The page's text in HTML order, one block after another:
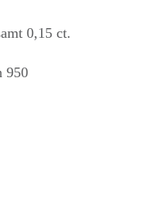
0,15 ct.
950